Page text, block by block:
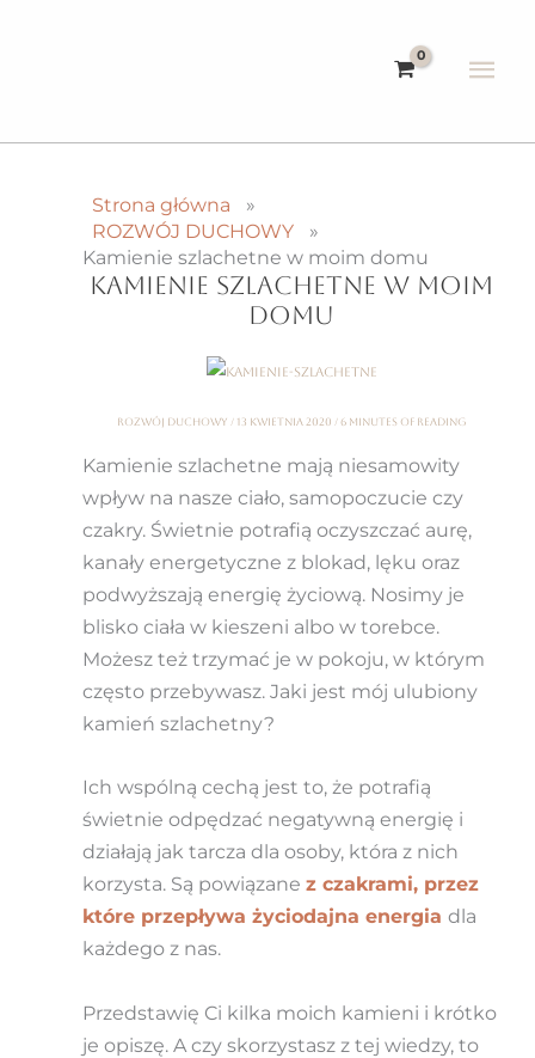
Strona główna
ROZWÓJ DUCHOWY
Kamienie szlachetne w moim domu
KAMIENIE SZLACHETNE W MOIM
DOMU
ROZWÓJ DUCHOWY / 13 kwietnia 2020 / 6 minutes of reading
Kamienie szlachetne mają niesamowity
wpływ na nasze ciało, samopoczucie czy
czakry. Świetnie potrafią oczyszczać aurę,
kanały energetyczne z blokad, lęku oraz
podwyższają energię życiową. Nosimy je
blisko ciała w kieszeni albo w torebce.
Możesz też trzymać je w pokoju, w którym
często przebywasz. Jaki jest mój ulubiony
kamień szlachetny?
Ich wspólną cechą jest to, że potrafią
świetnie odpędzać negatywną energię i
działają jak tarcza dla osoby, która z nich
korzysta. Są powiązane z czakrami, przez
które przepływa życiodajna energia dla
każdego z nas.
Przedstawię Ci kilka moich kamieni i krótko
je opiszę. A czy skorzystasz z tej wiedzy, to